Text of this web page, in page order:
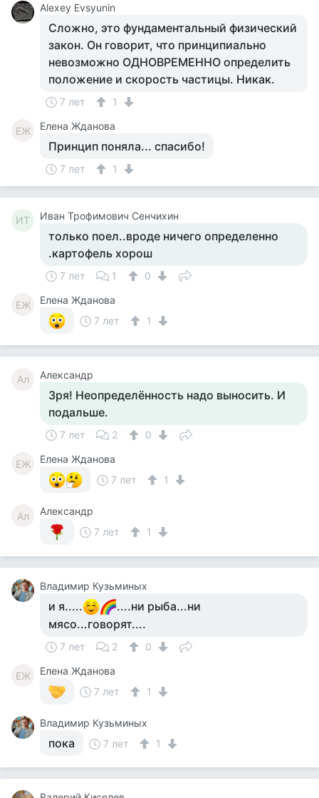
Alexey Evsyunin
Сложно, это фундаментальный физический
закон. Он говорит, что принципиально
невозможно ОДНОВРЕМЕННО определить
положение и скорость частицы. Никак.
7 лет 1
ЕЖ Елена Жданова
Принцип поняла... спасибо!
7 лет 1
ИТ Иван Трофимович Сенчихин
только поел..вроде ничего определенно
.картофель хорош
7 лет 1 0
ЕЖ
Елена Жданова
7 лет
1
Ал Александр
Зря! Неопределённость надо выносить. И
подальше.
7 лет 2 0
ЕЖ
Елена Жданова
7 лет
1
Ал
Александр
7 лет
1
Владимир Кузьминых
и я.....
....ни рыба...ни
мясо...говорят....
7 лет 2 0
ЕЖ
Елена Жданова
7 лет
1
Владимир Кузьминых
пока 7 лет 1